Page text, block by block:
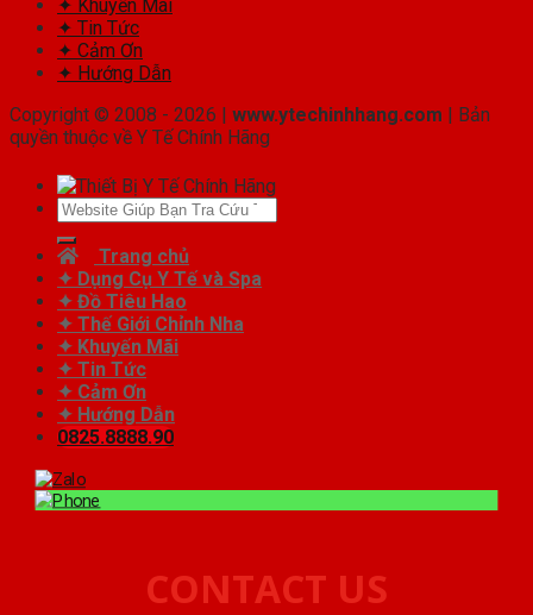
✦ Khuyến Mãi
✦ Tin Tức
✦ Cảm Ơn
✦ Hướng Dẫn
Copyright © 2008 - 2026 |
www.ytechinhhang.com | Bản
quyền thuộc về Y Tế Chính Hãng
Tìm
Trang chủ
✦ Dụng Cụ Y Tế và Spa
✦ Đồ Tiêu Hao
✦ Thế Giới Chỉnh Nha
✦ Khuyến Mãi
✦ Tin Tức
✦ Cảm Ơn
✦ Hướng Dẫn
0825.8888.90
CONTACT US